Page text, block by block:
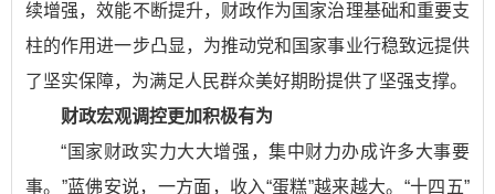
续增强，效能不断提升，财政作为国家治理基础和重要支
柱的作用进一步凸显，为推动党和国家事业行稳致远提供
了坚实保障，为满足人民群众美好期盼提供了坚强支撑。
财政宏观调控更加积极有为
“国家财政实力大大增强，集中财力办成许多大事要
事。”蓝佛安说，一方面，收入“蛋糕”越来越大。“十四五”